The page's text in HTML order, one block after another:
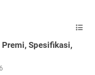
Spesifikasi,